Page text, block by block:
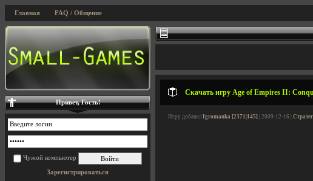
Главная FAQ / Общение
Скачать игру Age of Empires II:
Игру добавил Igromanka [2371|145] | 2009-12-16 |
Привет, Гость!
Чужой компьютер
Зарегистрироваться